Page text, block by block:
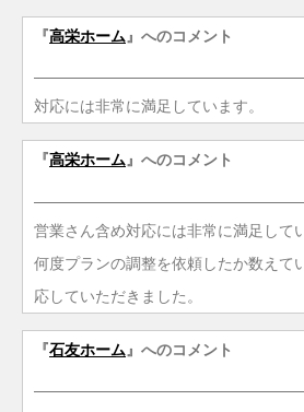
『高栄ホーム 』へのコメント
対応には非常に満足しています。
『高栄ホーム』へのコメント
営業さん含め対応には非常に満足して
何度プランの調整を依頼したか数えて
応していただきました。
『石友ホーム 』へのコメント